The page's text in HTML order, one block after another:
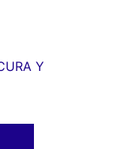
Y